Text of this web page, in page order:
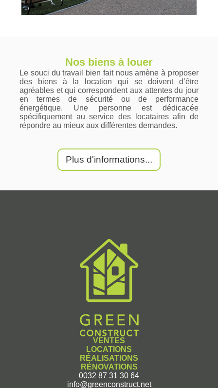
Nos biens à louer
Le souci du travail bien fait nous amène à proposer
des biens à la location qui se doivent d’être
agréables et qui correspondent aux attentes du jour
en termes de sécurité ou de performance
énergétique. Une personne est dédicacée
spécifiquement au service des locataires afin de
répondre au mieux aux différentes demandes.
Plus d'informations...
VENTES
LOCATIONS
RÉALISATIONS
RÉNOVATIONS
0032 87 31 30 64
info@greenconstruct.net